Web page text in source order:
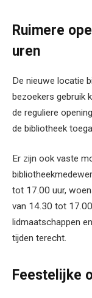
Ruimere
uren
De nieuwe locatie
bezoekers gebruik
de reguliere
de bibliotheek
Er zijn ook vaste
tot 17.00 uur,
van 14.30 tot
lidmaatschappen
tijden terecht.
Feestelijke